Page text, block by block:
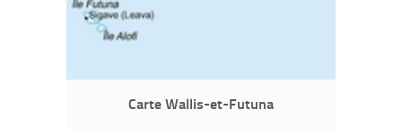
Carte Wallis-et-Futuna